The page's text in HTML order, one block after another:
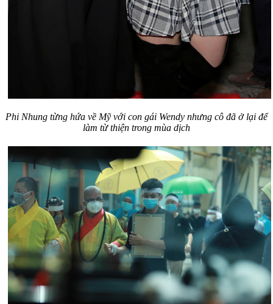
Phi Nhung từng hứa về Mỹ với con gái Wendy nhưng cô đã ở lại để
làm từ thiện trong mùa dịch